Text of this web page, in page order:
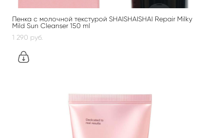
Пенка с молочной текстурой SHAISHAISHAI Repair Milky
Mild Sun Cleanser 150 ml
1 290 pуб.